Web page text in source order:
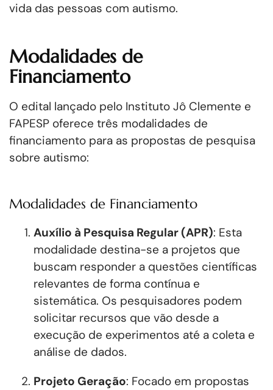
vida das pessoas com autismo.
Modalidades de
Financiamento
O edital lançado pelo Instituto Jô Clemente e
FAPESP oferece três modalidades de
financiamento para as propostas de pesquisa
sobre autismo:
Modalidades de Financiamento
Auxílio à Pesquisa Regular (APR): Esta
modalidade destina-se a projetos que
buscam responder a questões científicas
relevantes de forma contínua e
sistemática. Os pesquisadores podem
solicitar recursos que vão desde a
execução de experimentos até a coleta e
análise de dados.
Projeto Geração: Focado em propostas